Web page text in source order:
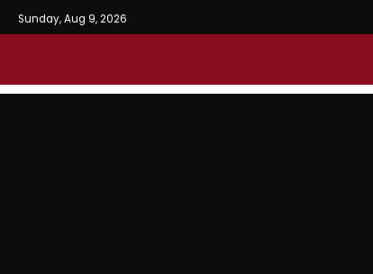
Sunday, Aug 9, 2026